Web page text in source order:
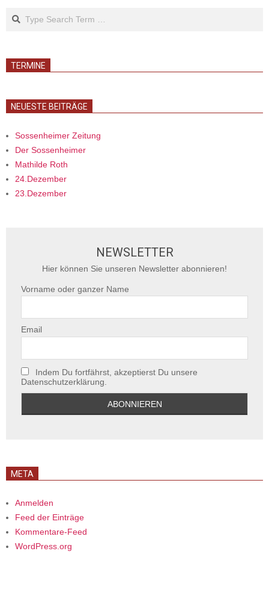
TERMINE
NEUESTE BEITRÄGE
Sossenheimer Zeitung
Der Sossenheimer
Mathilde Roth
24.Dezember
23.Dezember
NEWSLETTER
Hier können Sie unseren Newsletter abonnieren!
Vorname oder ganzer Name
Email
Indem Du fortfährst, akzeptierst Du unsere
Datenschutzerklärung.
META
Anmelden
Feed der Einträge
Kommentare-Feed
WordPress.org